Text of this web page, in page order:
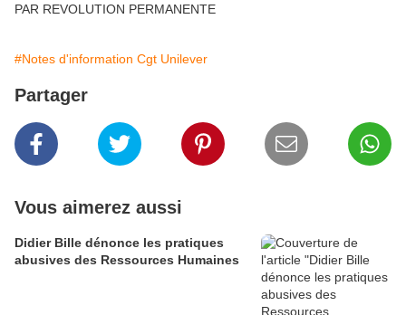
PAR REVOLUTION PERMANENTE
#Notes d'information Cgt Unilever
Partager
Vous aimerez aussi
Didier Bille dénonce les pratiques
abusives des Ressources Humaines